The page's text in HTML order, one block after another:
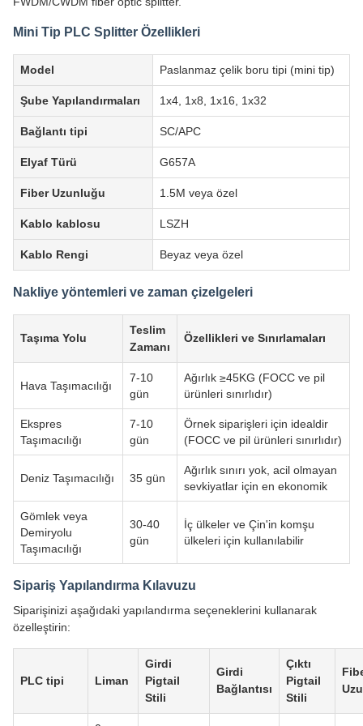
Mini Tip PLC Splitter Özellikleri
Model Paslanmaz çelik boru tipi (mini tip)
Şube Yapılandırmaları 1x4, 1x8, 1x16, 1x32
Bağlantı tipi SC/APC
Elyaf Türü G657A
Fiber Uzunluğu 1.5M veya özel
Kablo kablosu LSZH
Kablo Rengi Beyaz veya özel
Nakliye yöntemleri ve zaman çizelgeleri
Taşıma Yolu
Teslim
Zamanı
Özellikleri ve Sınırlamaları
Hava Taşımacılığı
7-10
gün
Ağırlık ≥45KG (FOCC ve pil
ürünleri sınırlıdır)
Ekspres
Taşımacılığı
7-10
gün
Örnek siparişleri için idealdir
(FOCC ve pil ürünleri sınırlıdır)
Deniz Taşımacılığı 35 gün
Ağırlık sınırı yok, acil olmayan
sevkiyatlar için en ekonomik
Gömlek veya
Demiryolu
Taşımacılığı
30-40
gün
İç ülkeler ve Çin'in komşu
ülkeleri için kullanılabilir
Sipariş Yapılandırma Kılavuzu
Siparişinizi aşağıdaki yapılandırma seçeneklerini kullanarak
özelleştirin:
PLC tipi Liman
Girdi
Pigtail
Stili
Girdi
Bağlantısı
Çıktı
Pigtail
Stili